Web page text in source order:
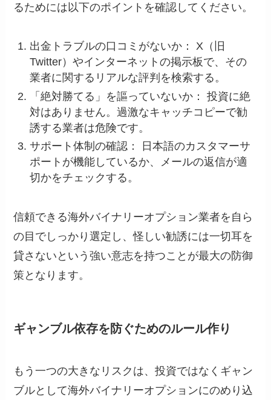
るためには以下のポイントを確認してください。
出金トラブルの口コミがないか： X（旧
Twitter）やインターネットの掲示板で、その
業者に関するリアルな評判を検索する。
「絶対勝てる」を謳っていないか： 投資に絶
対はありません。過激なキャッチコピーで勧
誘する業者は危険です。
サポート体制の確認： 日本語のカスタマーサ
ポートが機能しているか、メールの返信が適
切かをチェックする。
信頼できる海外バイナリーオプション業者を自ら
の目でしっかり選定し、怪しい勧誘には一切耳を
貸さないという強い意志を持つことが最大の防御
策となります。
ギャンブル依存を防ぐためのルール作り
もう一つの大きなリスクは、投資ではなくギャン
ブルとして海外バイナリーオプションにのめり込